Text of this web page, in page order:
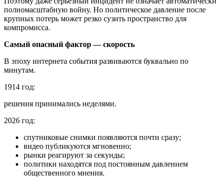
полномасштабную войну. Но политическое давление после
крупных потерь может резко сузить пространство для
компромисса.
Самый опасный фактор — скорость
В эпоху интернета события развиваются буквально по
минутам.
1914 год:
решения принимались неделями.
2026 год:
спутниковые снимки появляются почти сразу;
видео публикуются мгновенно;
рынки реагируют за секунды;
политики находятся под постоянным давлением
общественного мнения.